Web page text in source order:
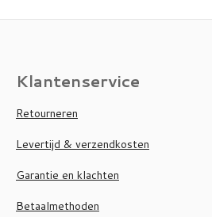
Klantenservice
Retourneren
Levertijd & verzendkosten
Garantie en klachten
Betaalmethoden